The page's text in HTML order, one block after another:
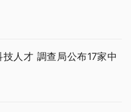
人才 調查局公布17家中